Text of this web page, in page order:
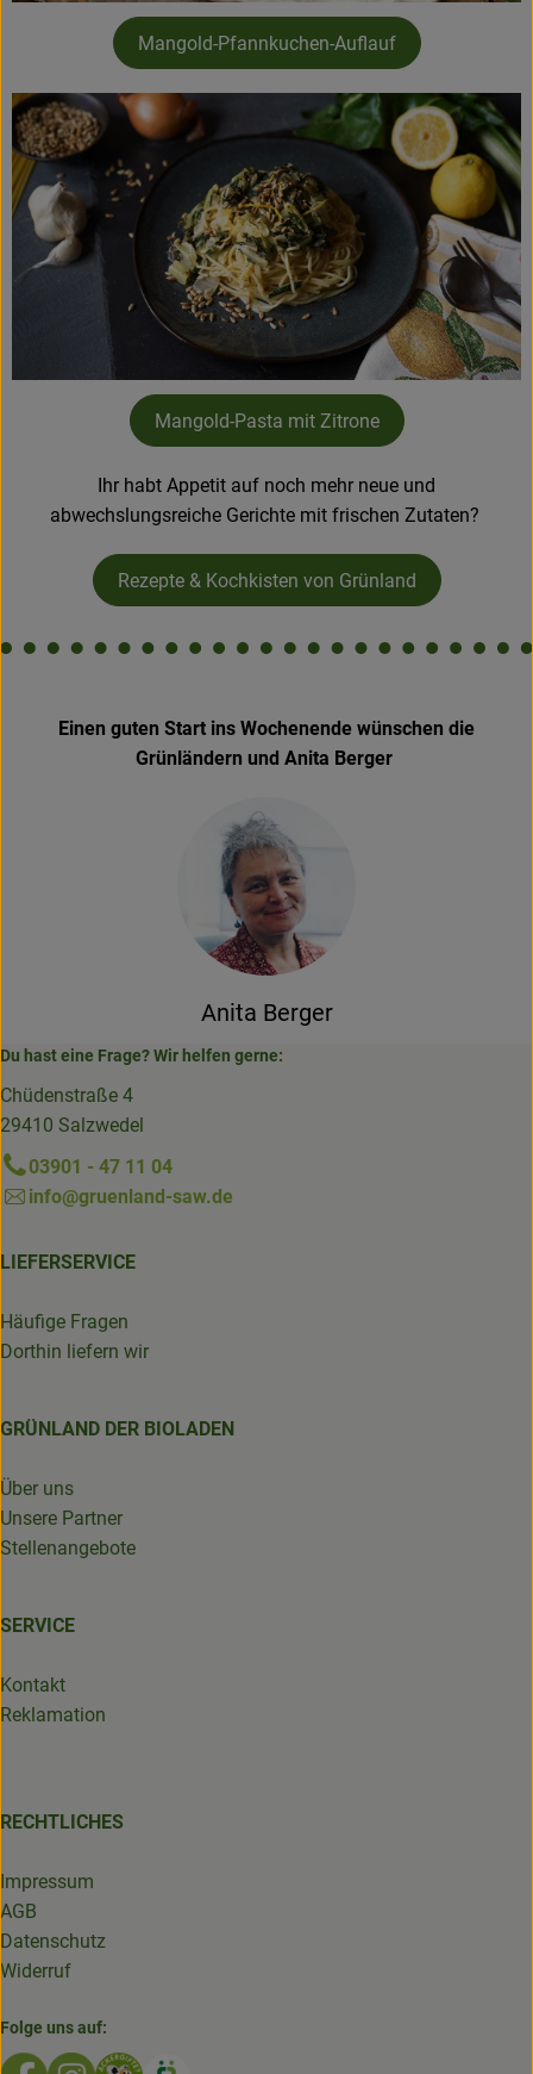
Mangold-Pfannkuchen-Auflauf
Mangold-Pasta mit Zitrone
Ihr habt Appetit auf noch mehr neue und
abwechslungsreiche Gerichte mit frischen Zutaten?
Rezepte & Kochkisten von Grünland
Einen guten Start ins Wochenende wünschen die
Grünländern und Anita Berger
Anita Berger
Du hast eine Frage? Wir helfen gerne:
Chüdenstraße 4
29410 Salzwedel
03901 - 47 11 04
info@gruenland-saw.de
LIEFERSERVICE
Häufige Fragen
Dorthin liefern wir
GRÜNLAND DER BIOLADEN
Über uns
Unsere Partner
Stellenangebote
SERVICE
Kontakt
Reklamation
RECHTLICHES
Impressum
AGB
Datenschutz
Widerruf
Folge uns auf:
Externer Link zu https://www.facebook.com/
Externer Link zu https://www.instagram.com/
Externer Link zu https://www.bioladen-